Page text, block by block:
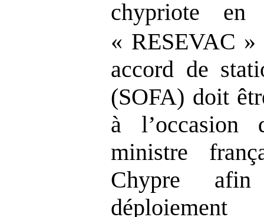
chypriote
« RESEVAC »
accord de
(SOFA) doit
à
ministre
Chypre